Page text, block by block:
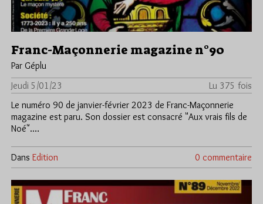
Franc-Maçonnerie magazine n°90
Par Géplu
Jeudi 5/01/23
Lu 375 fois
Le numéro 90 de janvier-février 2023 de Franc-Maçonnerie
magazine est paru. Son dossier est consacré "Aux vrais fils de
Noé".…
Dans Edition 0 commentaire